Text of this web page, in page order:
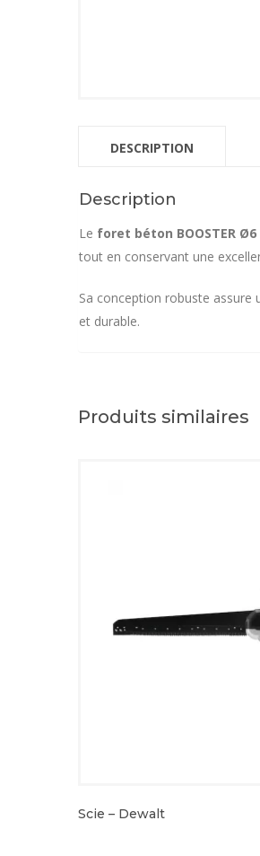
DESCRIPTION
Description
Le foret béton BOOSTER Ø6
tout en conservant une
Sa conception robuste assure
et durable.
Produits similaires
Scie – Dewalt